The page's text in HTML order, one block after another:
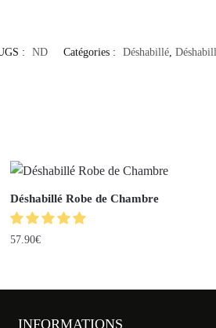
: ND Catégories : Déshabillé
Déshabillé Robe de Chambre
57.90€
INFORMATIONS